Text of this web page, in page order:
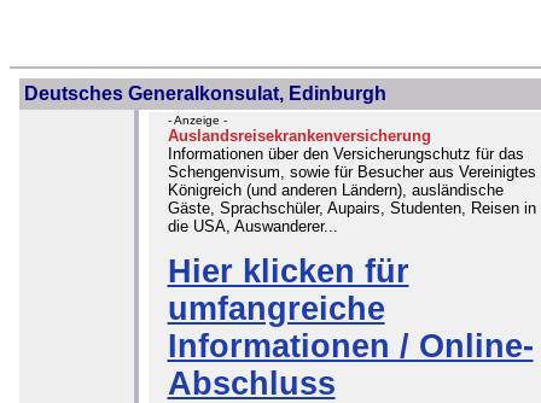
Deutsches Generalkonsulat, Edinburgh
- Anzeige -
Auslandsreisekrankenversicherung
Informationen über den Versicherungschutz für das
Schengenvisum, sowie für Besucher aus Vereinigtes
Königreich (und anderen Ländern), ausländische
Gäste, Sprachschüler, Aupairs, Studenten, Reisen in
die USA, Auswanderer...
Hier klicken für
umfangreiche
Informationen / Online-
Abschluss